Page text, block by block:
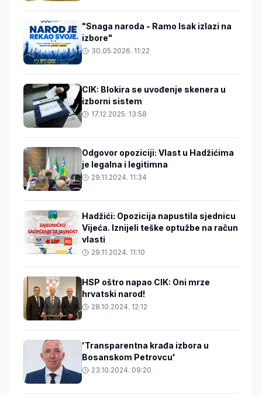
"Snaga naroda - Ramo Isak izlazi na
izbore"
30.05.2026. 11:22
CIK: Blokira se uvođenje skenera u
izborni sistem
17.12.2025. 13:58
Odgovor opoziciji: Vlast u Hadžićima
je legalna i legitimna
29.11.2024. 11:34
Hadžići: Opozicija napustila sjednicu
Vijeća. Iznijeli teške optužbe na račun
vlasti
29.11.2024. 11:10
HSP oštro napao CIK: Oni mrze
hrvatski narod!
28.10.2024. 12:12
'Transparentna krađa izbora u
Bosanskom Petrovcu'
23.10.2024. 09:20